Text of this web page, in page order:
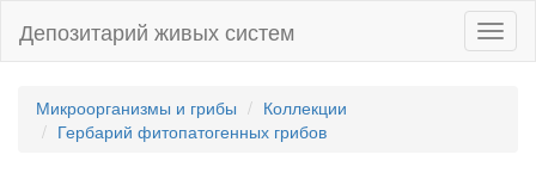
Депозитарий живых систем
Микроорганизмы и грибы
Коллекции
Гербарий фитопатогенных грибов